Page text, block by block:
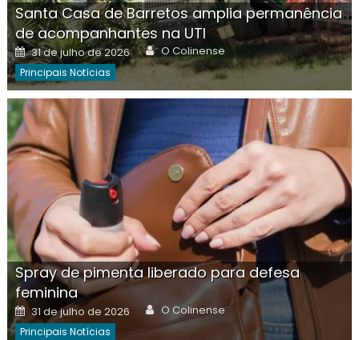
Santa Casa de Barretos amplia permanência
de acompanhantes na UTI
Posted
on
31 de julho de 2026 Author
O Colinense
Principais Notícias
Spray de pimenta liberado para defesa
feminina
Posted
on
31 de julho de 2026 Author
O Colinense
Principais Notícias